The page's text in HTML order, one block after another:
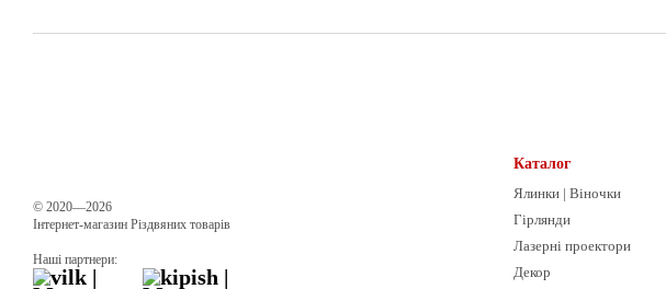
© 2020—2026
Інтернет-магазин Різдвяних товарів
Наші партнери:
Каталог
Ялинки | Віночки
Гірлянди
Лазерні проектори
Декор